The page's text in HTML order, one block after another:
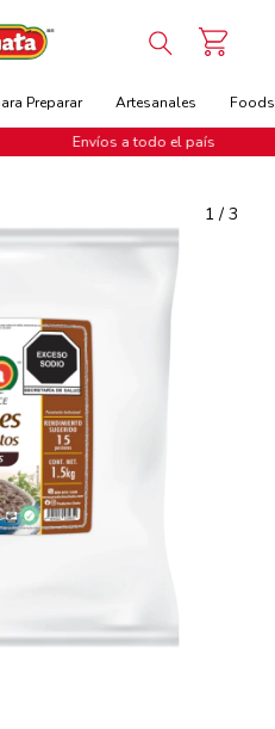
Preparar Artesanales
Envíos a todo el país
1 / 3